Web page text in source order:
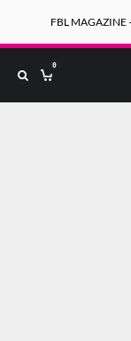
FBL MAGAZINE
0